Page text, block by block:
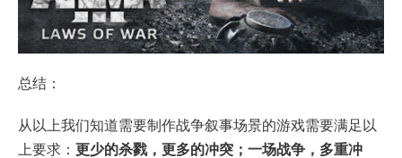
总结：
从以上我们知道需要制作战争叙事场景的游戏需要满足以
上要求： 更少的杀戮，更多的冲突；一场战争，多重冲